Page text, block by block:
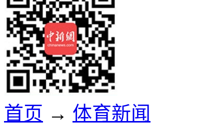
首页 → 体育新闻